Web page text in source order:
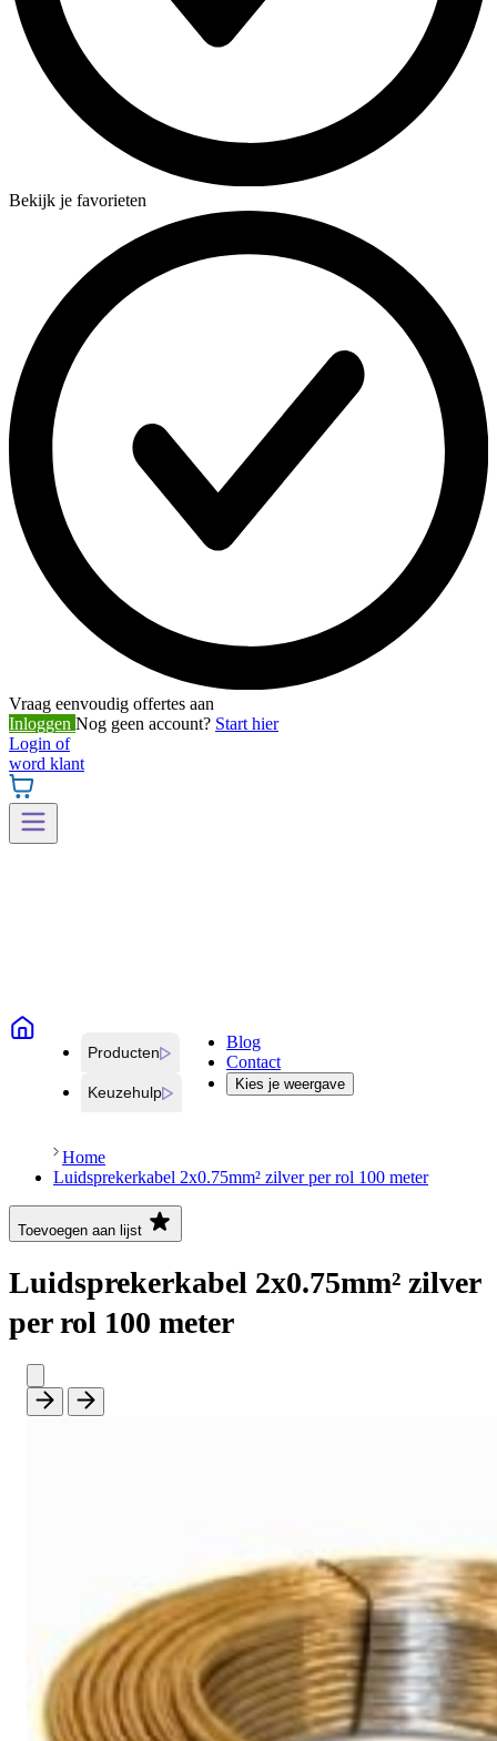
Bekijk je favorieten
Vraag eenvoudig offertes aan
Inloggen Nog geen account? Start hier
Login of
word klant
Producten
Keuzehulp
Blog
Contact
Kies je weergave
Home
Luidsprekerkabel 2x0.75mm² zilver per rol 100 meter
Toevoegen aan lijst
Luidsprekerkabel 2x0.75mm² zilver
per rol 100 meter